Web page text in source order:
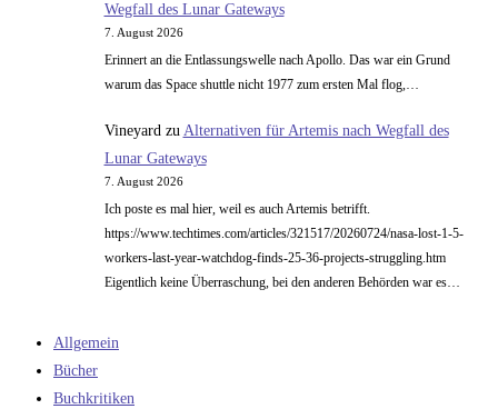
Wegfall des Lunar Gateways
7. August 2026
Erinnert an die Entlassungswelle nach Apollo. Das war ein Grund
warum das Space shuttle nicht 1977 zum ersten Mal flog,…
Vineyard zu Alternativen für Artemis nach Wegfall des
Lunar Gateways
7. August 2026
Ich poste es mal hier, weil es auch Artemis betrifft.
https://www.techtimes.com/articles/321517/20260724/nasa-lost-1-5-
workers-last-year-watchdog-finds-25-36-projects-struggling.htm
Eigentlich keine Überraschung, bei den anderen Behörden war es…
Allgemein
Bücher
Buchkritiken